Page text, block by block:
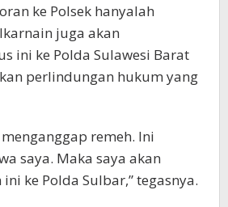
ke Polsek hanyalah
juga akan
ini ke Polda Sulawesi Barat
perlindungan hukum yang
remeh. Ini
saya. Maka saya akan
ke Polda Sulbar,” tegasnya.